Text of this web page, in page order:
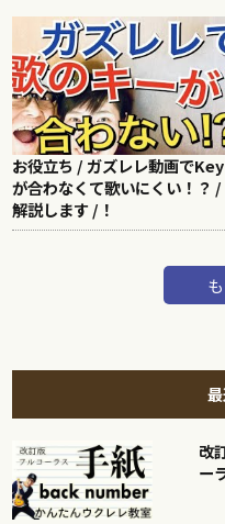
お役立ち / ガズレレ動画でKey
が合わなくて歌いにくい！？ /
解説します /！
改
ー